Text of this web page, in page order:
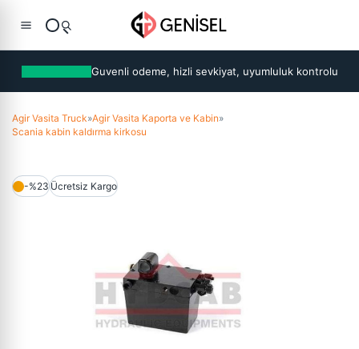
Guvenli odeme, hizli sevkiyat, uyumluluk kontrolu
Agir Vasita Truck»Agir Vasita Kaporta ve Kabin»
Scania kabin kaldırma kirkosu
-%23Ücretsiz Kargo